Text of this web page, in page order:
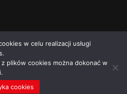
w celu realizacji usługi
plików cookies można dokonać w
cookies